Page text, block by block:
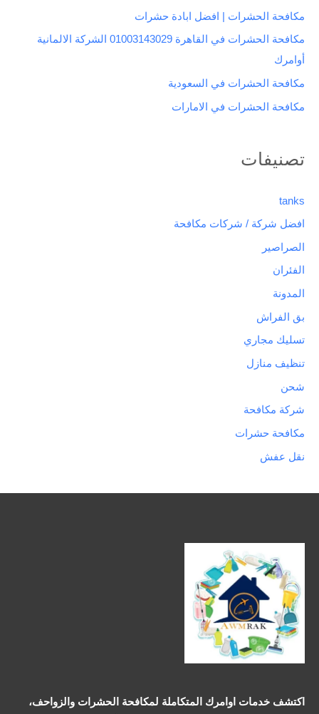
ن
:
مكافحة الحشرات | افضل ابادة حشرات
مكافحة الحشرات في القاهرة 01003143029 الشركة الالمانية
أوامرك
مكافحة الحشرات في السعودية
مكافحة الحشرات في الامارات
تصنيفات
tanks
افضل شركة / شركات مكافحة
الصراصير
الفئران
المدونة
بق الفراش
تسليك مجاري
تنظيف منازل
شحن
شركة مكافحة
مكافحة حشرات
نقل عفش
اكتشف خدمات اوامرك المتكاملة لمكافحة الحشرات والزواحف،